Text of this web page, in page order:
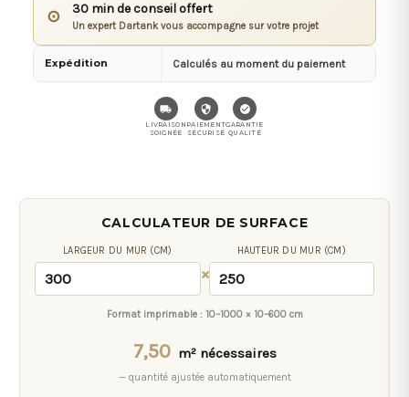
⊙ 30 min de conseil offert
Un expert Dartank vous accompagne sur votre projet
Expédition Calculés au moment du paiement
LIVRAISON
SOIGNÉE
PAIEMENT
SÉCURISÉ
GARANTIE
QUALITÉ
CALCULATEUR DE SURFACE
LARGEUR DU MUR (CM)
×
HAUTEUR DU MUR (CM)
Format imprimable : 10–1000 × 10–600 cm
7,50 m² nécessaires
— quantité ajustée automatiquement